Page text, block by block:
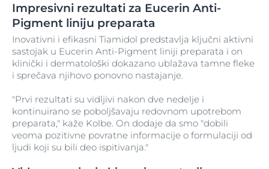
Impresivni rezultati za Eucerin Anti-
Pigment liniju preparata
Inovativni i efikasni Tiamidol predstavlja ključni aktivni
sastojak u Eucerin Anti-Pigment liniji preparata i on
klinički i dermatološki dokazano ublažava tamne fleke
i sprečava njihovo ponovno nastajanje.
"Prvi rezultati su vidljivi nakon dve nedelje i
kontinuirano se poboljšavaju redovnom upotrebom
preparata," kaže Kolbe. On dodaje da smo "dobili
veoma pozitivne povratne informacije o formulaciji od
ljudi koji su bili deo ispitivanja."